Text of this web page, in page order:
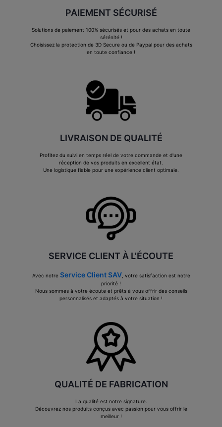
PAIEMENT SÉCURISÉ
Solutions de paiement 100% sécurisés et pour des achats en toute
sérénité !
Choisissez la protection de 3D Secure ou de Paypal pour des achats
en toute confiance !
LIVRAISON DE QUALITÉ
Profitez du suivi en temps réel de votre commande et d'une
réception de vos produits en excellent état.
Une logistique fiable pour une expérience client optimale.
SERVICE CLIENT À L'ÉCOUTE
Avec notre Service Client SAV, votre satisfaction est notre
priorité !
Nous sommes à votre écoute et prêts à vous offrir des conseils
personnalisés et adaptés à votre situation !
QUALITÉ DE FABRICATION
La qualité est notre signature.
Découvrez nos produits conçus avec passion pour vous offrir le
meilleur !